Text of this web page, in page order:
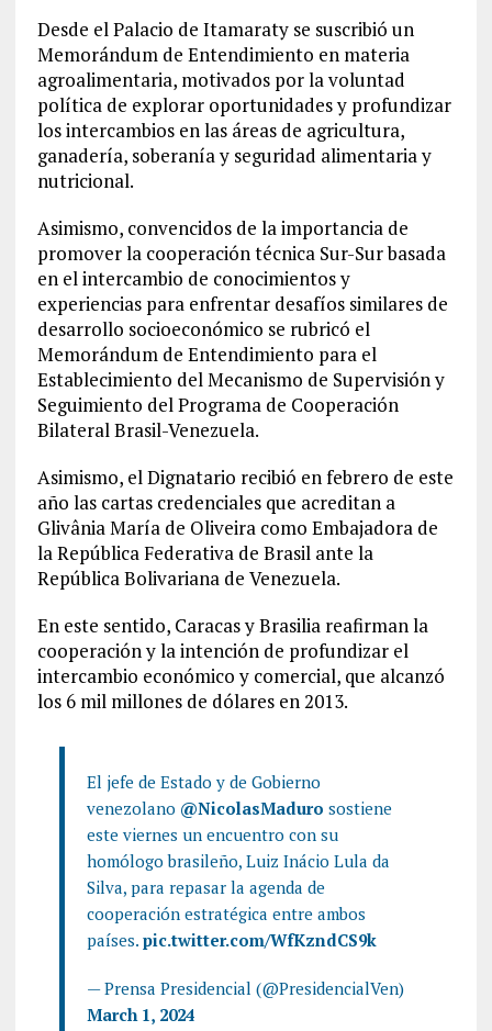
Desde el Palacio de Itamaraty se suscribió un
Memorándum de Entendimiento en materia
agroalimentaria, motivados por la voluntad
política de explorar oportunidades y profundizar
los intercambios en las áreas de agricultura,
ganadería, soberanía y seguridad alimentaria y
nutricional.
Asimismo, convencidos de la importancia de
promover la cooperación técnica Sur-Sur basada
en el intercambio de conocimientos y
experiencias para enfrentar desafíos similares de
desarrollo socioeconómico se rubricó el
Memorándum de Entendimiento para el
Establecimiento del Mecanismo de Supervisión y
Seguimiento del Programa de Cooperación
Bilateral Brasil-Venezuela.
Asimismo, el Dignatario recibió en febrero de este
año las cartas credenciales que acreditan a
Glivânia María de Oliveira como Embajadora de
la República Federativa de Brasil ante la
República Bolivariana de Venezuela.
En este sentido, Caracas y Brasilia reafirman la
cooperación y la intención de profundizar el
intercambio económico y comercial, que alcanzó
los 6 mil millones de dólares en 2013.
El jefe de Estado y de Gobierno
venezolano @NicolasMaduro sostiene
este viernes un encuentro con su
homólogo brasileño, Luiz Inácio Lula da
Silva, para repasar la agenda de
cooperación estratégica entre ambos
países. pic.twitter.com/WfKzndCS9k
— Prensa Presidencial (@PresidencialVen)
March 1, 2024